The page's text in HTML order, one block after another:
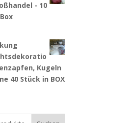
- 10
Kugeln
40 Stück in BOX